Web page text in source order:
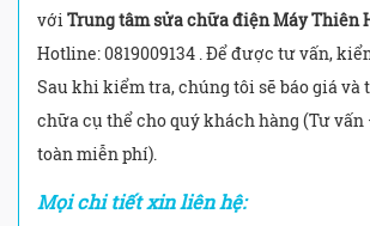
vớiTrung tâm sửa chữa điện Máy Thiên
Hotline: 0819009134 . Để được tư vấn,
Sau khi kiểm tra, chúng tôi sẽ báo giá và
chữa cụ thể cho quý khách hàng (Tư
toàn miễn phí).
Mọi chi tiết xin liên hệ: